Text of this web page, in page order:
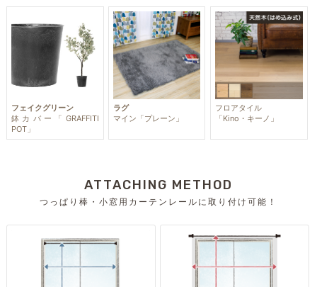
フェイクグリーン
鉢カバー「GRAFFITI
POT」
ラグ
マイン「プレーン」
フロアタイル
「Kino・キーノ」
ATTACHING METHOD
つっぱり棒・小窓用カーテンレールに取り付け可能！